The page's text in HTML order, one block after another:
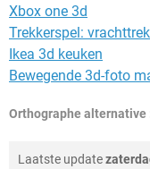
Xbox one 3d
Trekkerspel:
Ikea 3d keuken
Bewegende 3d-foto
Orthographe alternative
Laatste update